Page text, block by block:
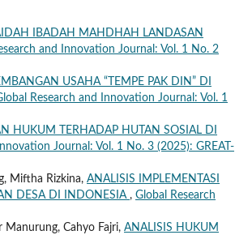
IBADAH MAHDHAH LANDASAN
and Innovation Journal: Vol. 1 No. 2
USAHA “TEMPE PAK DIN” DI
Research and Innovation Journal: Vol. 1
HUKUM TERHADAP HUTAN SOSIAL DI
Journal: Vol. 1 No. 3 (2025): GREAT-
Miftha Rizkina, ANALISIS IMPLEMENTASI
DESA DI INDONESIA , Global Research
Cahyo Fajri, ANALISIS HUKUM